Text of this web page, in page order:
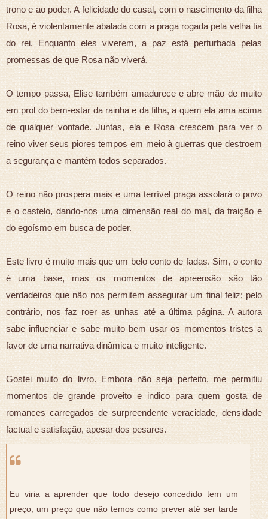
trono e ao poder. A felicidade do casal, com o nascimento da filha
Rosa, é violentamente abalada com a praga rogada pela velha tia
do rei. Enquanto eles viverem, a paz está perturbada pelas
promessas de que Rosa não viverá.
O tempo passa, Elise também amadurece e abre mão de muito
em prol do bem-estar da rainha e da filha, a quem ela ama acima
de qualquer vontade. Juntas, ela e Rosa crescem para ver o
reino viver seus piores tempos em meio à guerras que destroem
a segurança e mantém todos separados.
O reino não prospera mais e uma terrível praga assolará o povo
e o castelo, dando-nos uma dimensão real do mal, da traição e
do egoísmo em busca de poder.
Este livro é muito mais que um belo conto de fadas. Sim, o conto
é uma base, mas os momentos de apreensão são tão
verdadeiros que não nos permitem assegurar um final feliz; pelo
contrário, nos faz roer as unhas até a última página. A autora
sabe influenciar e sabe muito bem usar os momentos tristes a
favor de uma narrativa dinâmica e muito inteligente.
Gostei muito do livro. Embora não seja perfeito, me permitiu
momentos de grande proveito e indico para quem gosta de
romances carregados de surpreendente veracidade, densidade
factual e satisfação, apesar dos pesares.
Eu viria a aprender que todo desejo concedido tem um
preço, um preço que não temos como prever até ser tarde